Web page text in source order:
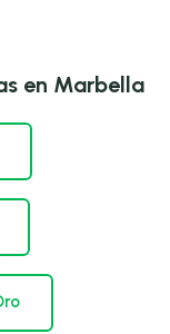
en Marbella